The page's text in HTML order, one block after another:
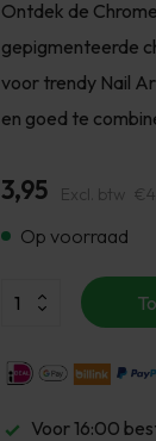
Ontdek de
gepigmenteerde
voor trendy Nail
en goed te
3,95 Excl. btw
Op voorraad
Voor 16:00